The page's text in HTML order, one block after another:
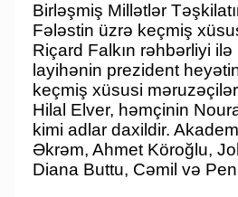
Birləşmiş Millətlər
Fələstin üzrə keçmiş
Riçard Falkın rəhbərliyi
layihənin prezident
keçmiş xüsusi
Hilal Elver, həmçinin
kimi adlar daxildir.
Əkrəm, Ahmet Köroğlu,
Diana Buttu, Cəmil və